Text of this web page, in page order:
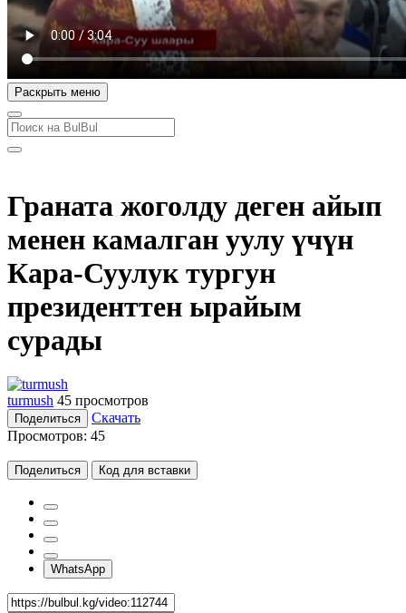
Раскрыть меню
Граната жоголду деген айып
менен камалган уулу үчүн
Кара-Суулук тургун
президенттен ырайым
сурады
turmush 45 просмотров
Поделиться
Скачать
Просмотров: 45
Поделиться Код для вставки
WhatsApp